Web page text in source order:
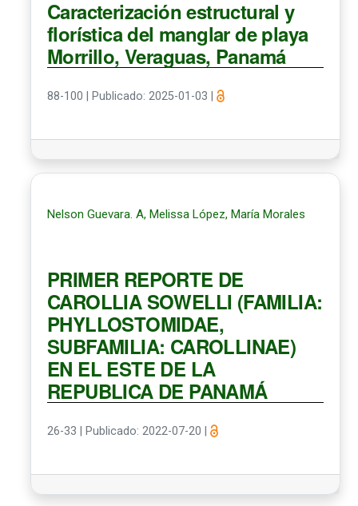
Caracterización estructural y
florística del manglar de playa
Morrillo, Veraguas, Panamá
88-100 Publicado: 2025-01-03
Nelson Guevara. A, Melissa López, María Morales
PRIMER REPORTE DE
CAROLLIA SOWELLI (FAMILIA:
PHYLLOSTOMIDAE,
SUBFAMILIA: CAROLLINAE)
EN EL ESTE DE LA
REPUBLICA DE PANAMÁ
26-33 Publicado: 2022-07-20